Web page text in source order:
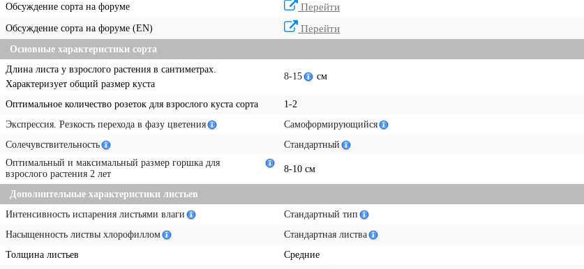
Обсуждение сорта на форуме Перейти
Обсуждение сорта на форуме (EN) Перейти
Основные характеристики сорта
Длина листа у взрослого растения в сантиметрах.
Характеризует общий размер куста
8-15 см
Оптимальное количество розеток для взрослого куста сорта
1-2
Экспрессия. Резкость перехода в фазу цветения
Самоформирующийся
Солечувствительность
Стандартный
Оптимальный и максимальный размер горшка для
взрослого растения 2 лет
8-10 см
Дополнительные характеристики листьев
Интенсивность испарения листьями влаги
Стандартный тип
Насыщенность листвы хлорофиллом
Стандартная листва
Толщина листьев
Средние